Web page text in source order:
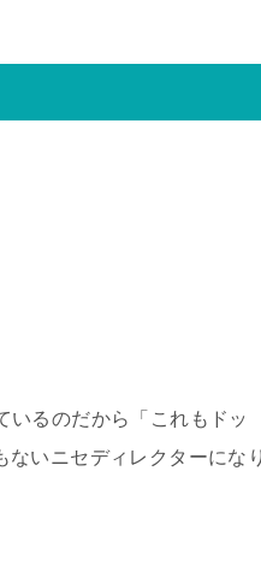
いるのだから「これもドッ
ないニセディレクターにな